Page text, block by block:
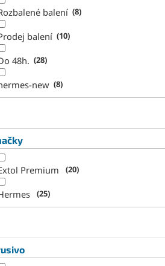
balení 8
balení 10
48h. 28
new 8
Premium 20
25